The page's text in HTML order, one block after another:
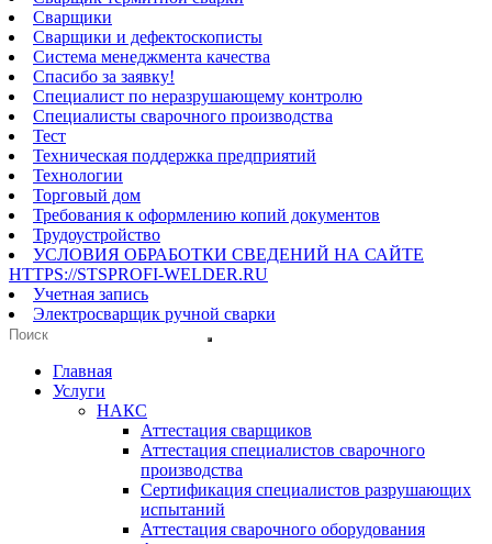
Сварщики
Сварщики и дефектоскописты
Система менеджмента качества
Спасибо за заявку!
Специалист по неразрушающему контролю
Специалисты сварочного производства
Тест
Техническая поддержка предприятий
Технологии
Торговый дом
Требования к оформлению копий документов
Трудоустройство
УСЛОВИЯ ОБРАБОТКИ СВЕДЕНИЙ НА САЙТЕ
HTTPS://STSPROFI-WELDER.RU
Учетная запись
Электросварщик ручной сварки
Главная
Услуги
НАКС
Аттестация сварщиков
Аттестация специалистов сварочного
производства
Сертификация специалистов разрушающих
испытаний
Аттестация сварочного оборудования